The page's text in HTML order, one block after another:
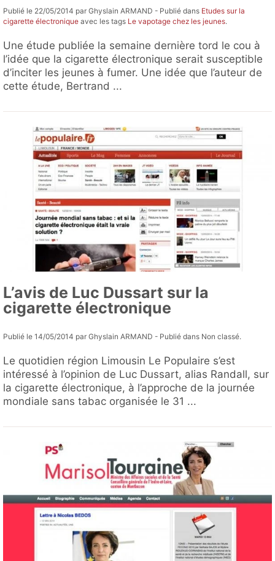
Publié le 22/05/2014 par Ghyslain ARMAND - Publié dans Etudes sur la
cigarette électronique avec les tags Le vapotage chez les jeunes.
Une étude publiée la semaine dernière tord le cou à
l’idée que la cigarette électronique serait susceptible
d’inciter les jeunes à fumer. Une idée que l’auteur de
cette étude, Bertrand ...
L’avis de Luc Dussart sur la
cigarette électronique
Publié le 14/05/2014 par Ghyslain ARMAND - Publié dans Non classé.
Le quotidien région Limousin Le Populaire s’est
intéressé à l’opinion de Luc Dussart, alias Randall, sur
la cigarette électronique, à l’approche de la journée
mondiale sans tabac organisée le 31 ...